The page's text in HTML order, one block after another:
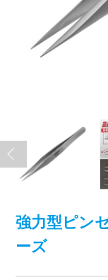
強力型ピン
ーズ